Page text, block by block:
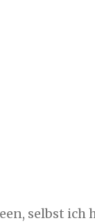
selbst ich